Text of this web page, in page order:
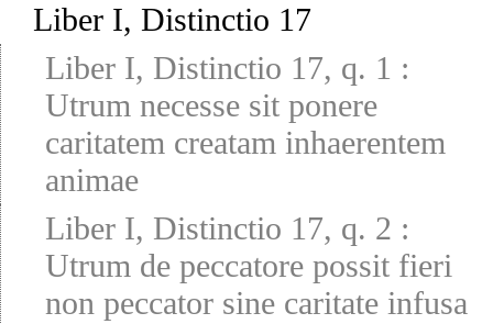
Liber I, Distinctio 17
Liber I, Distinctio 17, q. 1 :
Utrum necesse sit ponere
caritatem creatam inhaerentem
animae
Liber I, Distinctio 17, q. 2 :
Utrum de peccatore possit fieri
non peccator sine caritate infusa